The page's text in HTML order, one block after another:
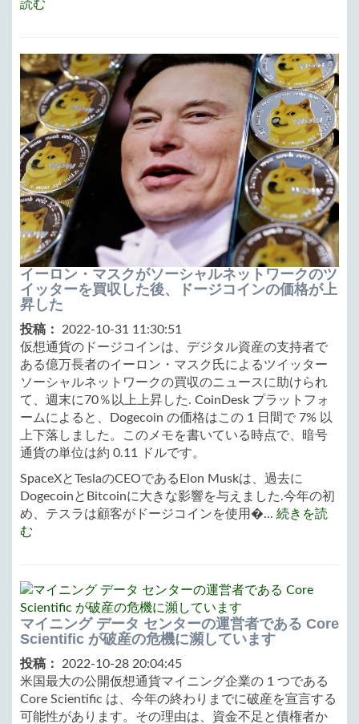
読む
イーロン・マスクがソーシャルネットワークのツ
イッターを買収した後、ドージコインの価格が上
昇した
投稿：
2022-10-31 11:30:51
仮想通貨のドージコインは、デジタル資産の支持者で
ある億万長者のイーロン・マスク氏によるツイッター
ソーシャルネットワークの買収のニュースに助けられ
て、週末に70％以上上昇した. CoinDesk プラットフォ
ームによると、Dogecoin の価格はこの 1 日間で 7% 以
上下落しました。このメモを書いている時点で、暗号
通貨の単位は約 0.11 ドルです。
SpaceXとTeslaのCEOであるElon Muskは、過去に
DogecoinとBitcoinに大きな影響を与えました.今年の初
め、テスラは顧客がドージコインを使用�... 続きを読
む
マイニング データ センターの運営者である Core
Scientific が破産の危機に瀕しています
投稿：
2022-10-28 20:04:45
米国最大の公開仮想通貨マイニング企業の 1 つである
Core Scientific は、今年の終わりまでに破産を宣言する
可能性があります。その理由は、資金不足と債権者か